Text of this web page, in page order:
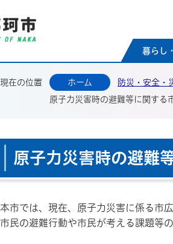
那珂市
暮らし
現在の位置 ホーム 防災・安全・
原子力災害時の避難等に関する
原子力災害時の避難
本市では、現在、原子力災害に係る市
市民の避難行動や市民が考える課題等